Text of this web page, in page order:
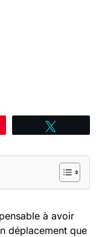
à avoir
déplacement que